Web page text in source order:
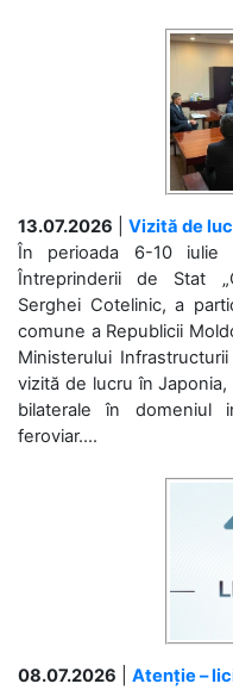
13.07.2026
Vizită de
În perioada 6-10 iulie
Întreprinderii de Stat
Serghei Cotelinic, a
comune a Republicii
Ministerului
vizită de lucru în
bilaterale în domeniul
feroviar....
08.07.2026
Atenție –